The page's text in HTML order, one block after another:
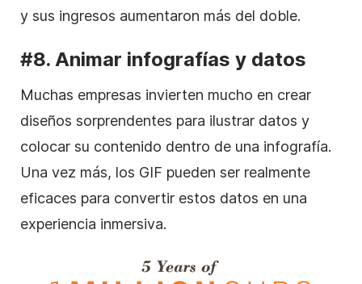
y sus ingresos aumentaron más del doble.
#8. Animar infografías y datos
Muchas empresas invierten mucho en crear
diseños sorprendentes para ilustrar datos y
colocar su contenido dentro de una infografía.
Una vez más, los GIF pueden ser realmente
eficaces para convertir estos datos en una
experiencia inmersiva.